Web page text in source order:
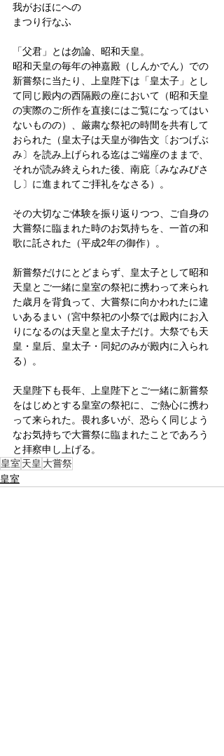
我がおほにへの
まつり行なふ
「父君」とは勿論、昭和天皇。
昭和天皇の毎年の神嘉殿（しんかでん）での
新嘗祭に当たり、上皇陛下は「皇太子」とし
て同じ殿内の西隔殿の座において（昭和天皇
の実際のご所作を直接にはご覧になってはい
ないものの）、厳粛な祭祀の時間を共有して
おられた（皇太子は天皇が御告文〔おつげぶ
み〕を読み上げられる迄はご端座のままで、
それが読み終えられた後、南庇〔みなみびさ
し〕に進まれてご拝礼をなさる）。
その大切なご体験を振り返りつつ、ご自身の
大嘗祭に臨まれた時のお気持ちを、一首の和
歌に託された（平成2年の御作）。
新嘗祭だけにとどまらず、皇太子として昭和
天皇とご一緒に皇室の祭祀に携わって来られ
た歳月を背負って、大嘗祭に向かわれたに違
いあるまい（宮中祭祀の小祭では殿内にお入
りになるのは天皇と皇太子だけ。大祭でも天
皇・皇后、皇太子・同妃のみが殿内に入られ
る）。
天皇陛下も長年、上皇陛下とご一緒に新嘗祭
をはじめとする皇室の祭祀に、ご熱心に携わ
って来られた。畏れ多いが、恐らく同じよう
なお気持ちで大嘗祭に臨まれたことであろう
と拝察申し上げる。
皇室 天皇 大嘗祭
皇室